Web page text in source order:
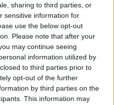
sharing to third parties, or
sensitive information for
use the below opt-out
Please note that after your
may continue seeing
information utilized by
to third parties prior to
opt-out of the further
by third parties on the
This information may
la classifica delle mete più
2026